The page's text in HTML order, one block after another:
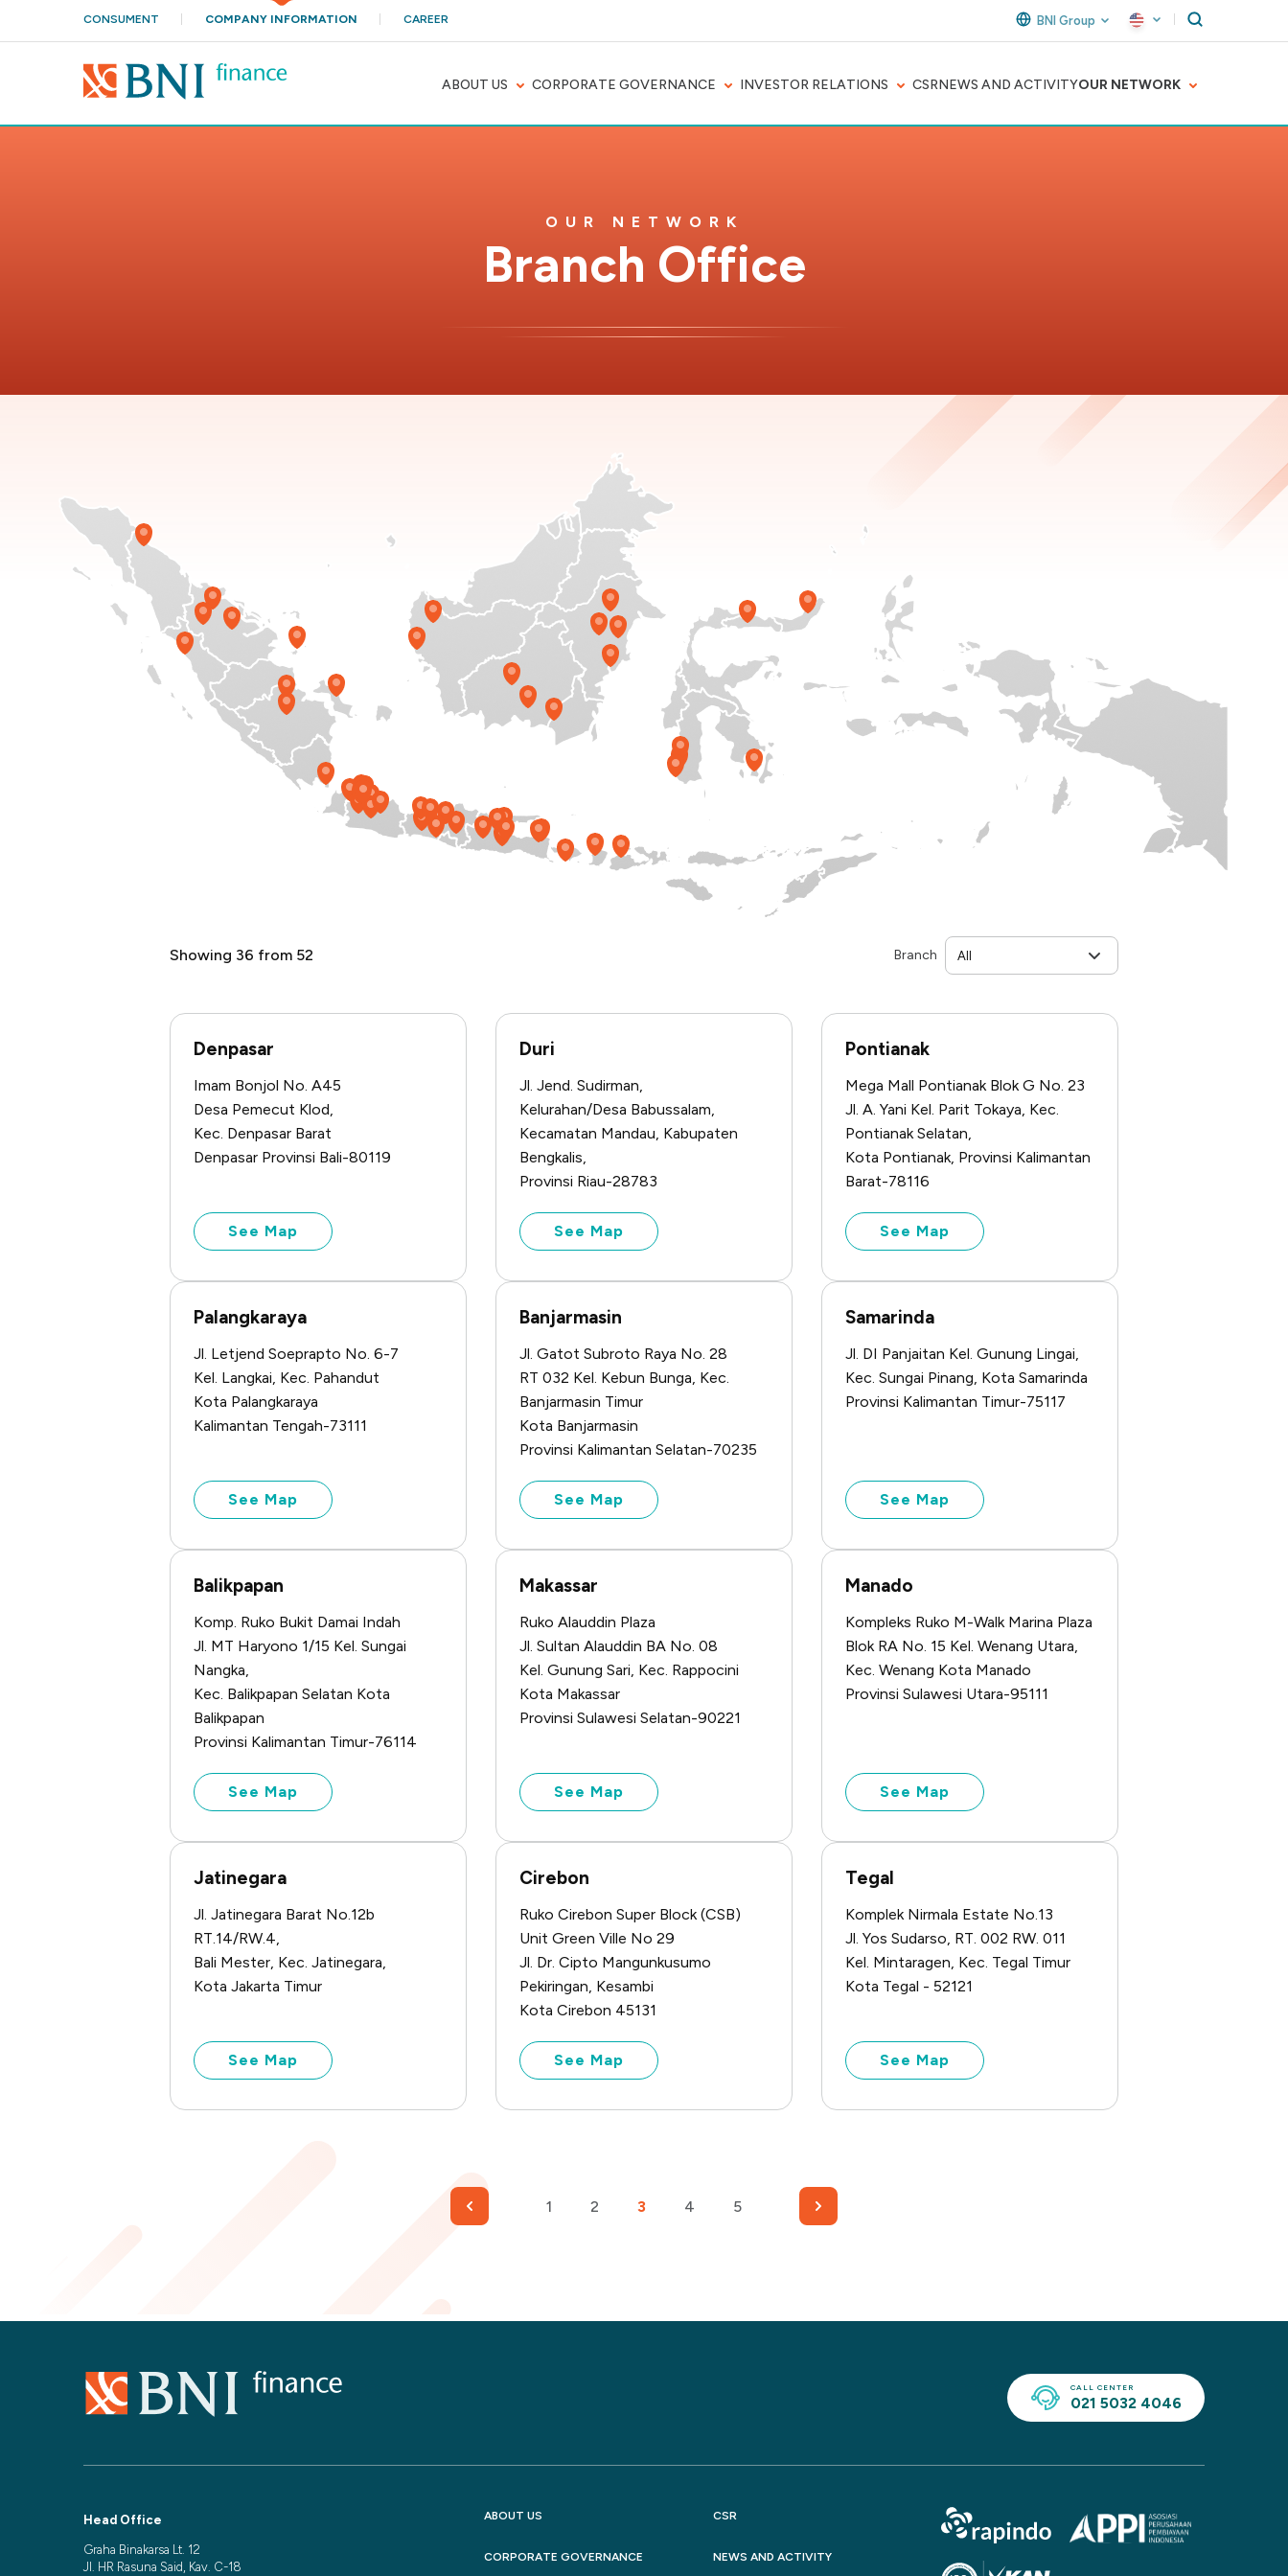
CONSUMENT COMPANY INFORMATION CAREER BNI Group
ABOUT US CORPORATE GOVERNANCE INVESTOR RELATIONS CSRNEWS AND ACTIVITYOUR NETWORK
OUR NETWORK
Branch Office
Showing 36 from 52 Branch
Denpasar
Imam Bonjol No. A45
Desa Pemecut Klod,
Kec. Denpasar Barat
Denpasar Provinsi Bali-80119
See Map
Duri
Jl. Jend. Sudirman,
Kelurahan/Desa Babussalam,
Kecamatan Mandau, Kabupaten
Bengkalis,
Provinsi Riau-28783
See Map
Pontianak
Mega Mall Pontianak Blok G No. 23
Jl. A. Yani Kel. Parit Tokaya, Kec.
Pontianak Selatan,
Kota Pontianak, Provinsi Kalimantan
Barat-78116
See Map
Palangkaraya
Jl. Letjend Soeprapto No. 6-7
Kel. Langkai, Kec. Pahandut
Kota Palangkaraya
Kalimantan Tengah-73111
See Map
Banjarmasin
Jl. Gatot Subroto Raya No. 28
RT 032 Kel. Kebun Bunga, Kec.
Banjarmasin Timur
Kota Banjarmasin
Provinsi Kalimantan Selatan-70235
See Map
Samarinda
Jl. DI Panjaitan Kel. Gunung Lingai,
Kec. Sungai Pinang, Kota Samarinda
Provinsi Kalimantan Timur-75117
See Map
Balikpapan
Komp. Ruko Bukit Damai Indah
Jl. MT Haryono 1/15 Kel. Sungai
Nangka,
Kec. Balikpapan Selatan Kota
Balikpapan
Provinsi Kalimantan Timur-76114
See Map
Makassar
Ruko Alauddin Plaza
Jl. Sultan Alauddin BA No. 08
Kel. Gunung Sari, Kec. Rappocini
Kota Makassar
Provinsi Sulawesi Selatan-90221
See Map
Manado
Kompleks Ruko M-Walk Marina Plaza
Blok RA No. 15 Kel. Wenang Utara,
Kec. Wenang Kota Manado
Provinsi Sulawesi Utara-95111
See Map
Jatinegara
Jl. Jatinegara Barat No.12b
RT.14/RW.4,
Bali Mester, Kec. Jatinegara,
Kota Jakarta Timur
See Map
Cirebon
Ruko Cirebon Super Block (CSB)
Unit Green Ville No 29
Jl. Dr. Cipto Mangunkusumo
Pekiringan, Kesambi
Kota Cirebon 45131
See Map
Tegal
Komplek Nirmala Estate No.13
Jl. Yos Sudarso, RT. 002 RW. 011
Kel. Mintaragen, Kec. Tegal Timur
Kota Tegal - 52121
See Map
1 2 3 4 5
CALL CENTER
021 5032 4046
Head Office
Graha Binakarsa Lt. 12
Jl. HR Rasuna Said, Kav. C-18
ABOUT US
CORPORATE GOVERNANCE
CSR
NEWS AND ACTIVITY